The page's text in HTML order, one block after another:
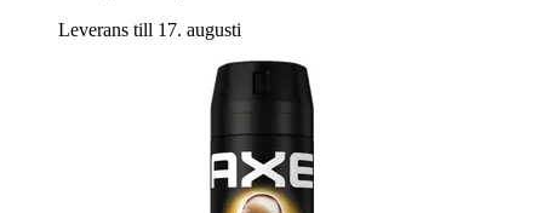
Leverans till 17. augusti